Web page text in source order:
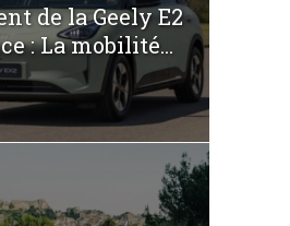
de la Geely E2
: La mobilité...